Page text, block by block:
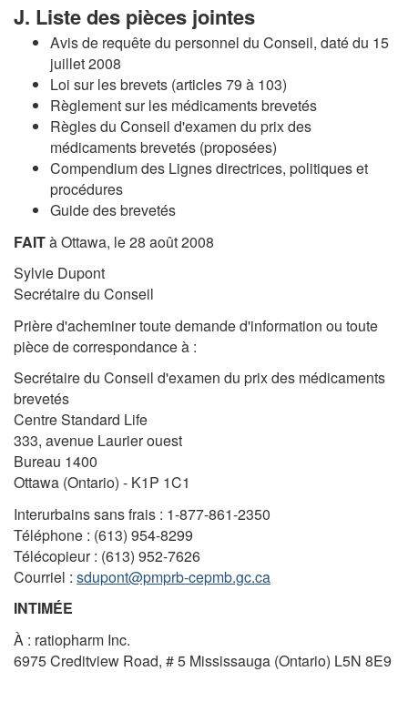
J. Liste des pièces jointes
Avis de requête du personnel du Conseil, daté du 15
juillet 2008
Loi sur les brevets (articles 79 à 103)
Règlement sur les médicaments brevetés
Règles du Conseil d'examen du prix des
médicaments brevetés (proposées)
Compendium des Lignes directrices, politiques et
procédures
Guide des brevetés
FAITà Ottawa, le 28 août 2008
Sylvie Dupont
Secrétaire du Conseil
Prière d'acheminer toute demande d'information ou toute
pièce de correspondance à :
Secrétaire du Conseil d'examen du prix des médicaments
brevetés
Centre Standard Life
333, avenue Laurier ouest
Bureau 1400
Ottawa (Ontario) - K1P 1C1
Interurbains sans frais : 1-877-861-2350
Téléphone : (613) 954-8299
Télécopieur : (613) 952-7626
Courriel : sdupont@pmprb-cepmb.gc.ca
INTIMÉE
À : ratiopharm Inc.
6975 Creditview Road, # 5 Mississauga (Ontario) L5N 8E9